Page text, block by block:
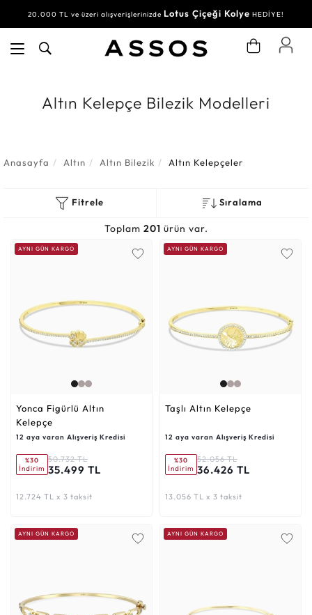
20.000 TL ve üzeri alışverişlerinizde Lotus Çiçeği Kolye HEDİYE!
Altın Kelepçe Bilezik Modelleri
Anasayfa Altın Altın Bilezik Altın Kelepçeler
Fitrele Sıralama
Toplam 201 ürün var.
AYNI GÜN KARGO
Yonca Figürlü Altın
Kelepçe
12 aya varan Alışveriş Kredisi
%30
İndirim
50.732 TL
35.499 TL
12.724 TL x 3 taksit
AYNI GÜN KARGO
Taşlı Altın Kelepçe
12 aya varan Alışveriş Kredisi
%30
İndirim
52.056 TL
36.426 TL
13.056 TL x 3 taksit
AYNI GÜN KARGO AYNI GÜN KARGO